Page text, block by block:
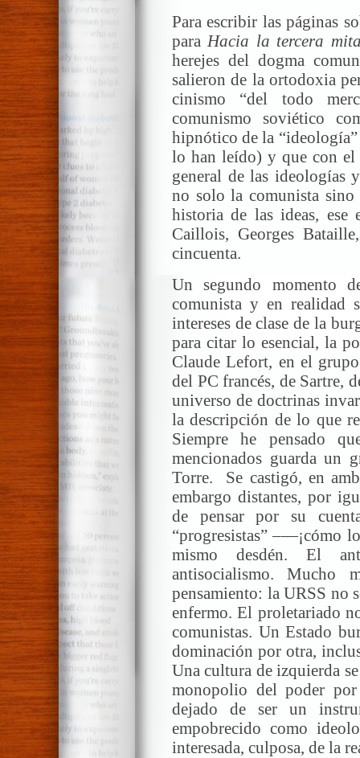
Para escribir las páginas
para Hacia la tercera
herejes del dogma
salieron de la ortodoxia
cinismo “del todo
comunismo soviético
hipnótico de la
lo han leído) y que con el
general de las ideologías
no solo la comunista sino
historia de las ideas, ese
Caillois, Georges
cincuenta.
Un segundo momento
comunista y en realidad
intereses de clase de la
para citar lo esencial, la
Claude Lefort, en el
del PC francés, de Sartre,
universo de doctrinas
la descripción de lo que
Siempre he pensado
mencionados guarda un
Torre. Se castigó, en
embargo distantes, por
de pensar por su
“progresistas” –—¡cómo
mismo desdén. El
antisocialismo. Mucho
pensamiento: la URSS no
enfermo. El proletariado
comunistas. Un Estado
dominación por otra,
Una cultura de izquierda
monopolio del poder
dejado de ser un
empobrecido como
interesada, culposa, de la